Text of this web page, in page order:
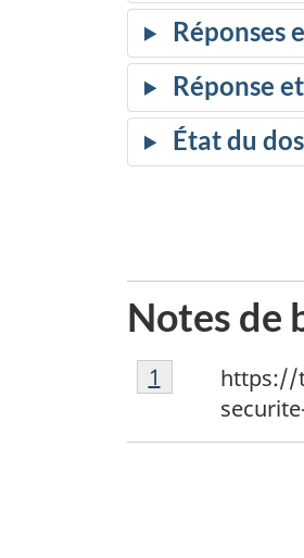
Notes de
1
https://
Return to
1 referrer